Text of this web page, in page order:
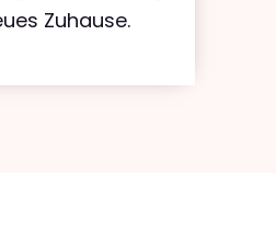
Zuhause.